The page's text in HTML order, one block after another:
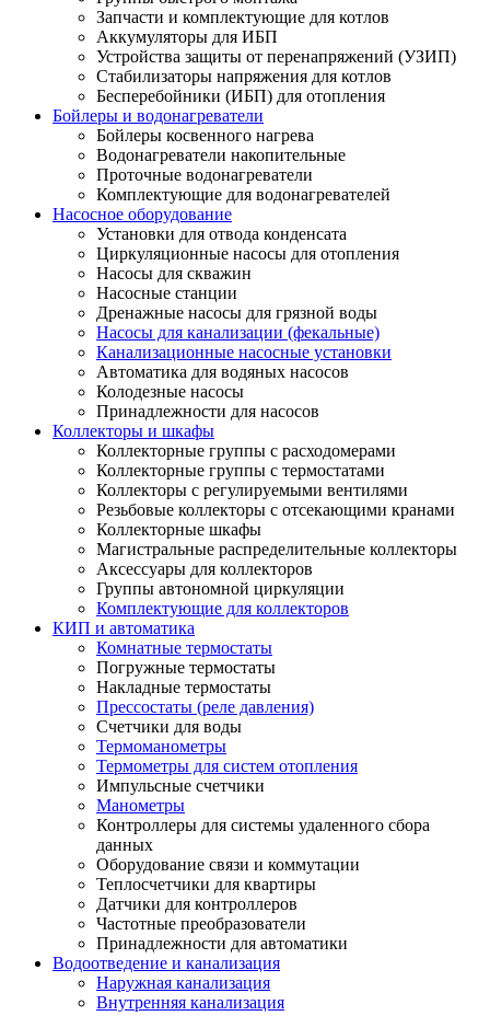
Запчасти и комплектующие для котлов
Аккумуляторы для ИБП
Устройства защиты от перенапряжений (УЗИП)
Стабилизаторы напряжения для котлов
Бесперебойники (ИБП) для отопления
Бойлеры и водонагреватели
Бойлеры косвенного нагрева
Водонагреватели накопительные
Проточные водонагреватели
Комплектующие для водонагревателей
Насосное оборудование
Установки для отвода конденсата
Циркуляционные насосы для отопления
Насосы для скважин
Насосные станции
Дренажные насосы для грязной воды
Насосы для канализации (фекальные)
Канализационные насосные установки
Автоматика для водяных насосов
Колодезные насосы
Принадлежности для насосов
Коллекторы и шкафы
Коллекторные группы с расходомерами
Коллекторные группы с термостатами
Коллекторы с регулируемыми вентилями
Резьбовые коллекторы с отсекающими кранами
Коллекторные шкафы
Магистральные распределительные коллекторы
Аксессуары для коллекторов
Группы автономной циркуляции
Комплектующие для коллекторов
КИП и автоматика
Комнатные термостаты
Погружные термостаты
Накладные термостаты
Прессостаты (реле давления)
Счетчики для воды
Термоманометры
Термометры для систем отопления
Импульсные счетчики
Манометры
Контроллеры для системы удаленного сбора
данных
Оборудование связи и коммутации
Теплосчетчики для квартиры
Датчики для контроллеров
Частотные преобразователи
Принадлежности для автоматики
Водоотведение и канализация
Наружная канализация
Внутренняя канализация